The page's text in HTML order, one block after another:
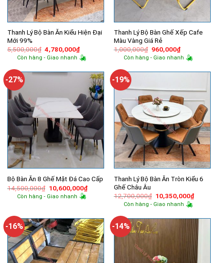
Thanh Lý Bộ Bàn Ăn Kiểu Hiện Đại
Mới 99%
5,500,000₫ Giá
gốc
là:
4,780,000₫Giá
hiện
tại
4,780,000₫.
Còn hàng - Giao nhanh
Thanh Lý Bộ Bàn Ghế Xếp Cafe
Màu Vàng Giá Rẻ
1,000,000₫ Giá
gốc
là:
960,000₫Giá
hiện
tại
960,000₫.
Còn hàng - Giao nhanh
-27%
Bộ Bàn Ăn 8 Ghế Mặt Đá Cao Cấp
14,500,000₫ Giá
gốc
là:
10,600,000₫Giá
hiện
Còn hàng - Giao nhanh
-19%
Thanh Lý Bộ Bàn Ăn Tròn Kiểu 6
Ghế Châu Âu
12,700,000₫ Giá
gốc
là:
10,350,000₫Giá
hiện
Còn hàng - Giao nhanh
-16% -14%